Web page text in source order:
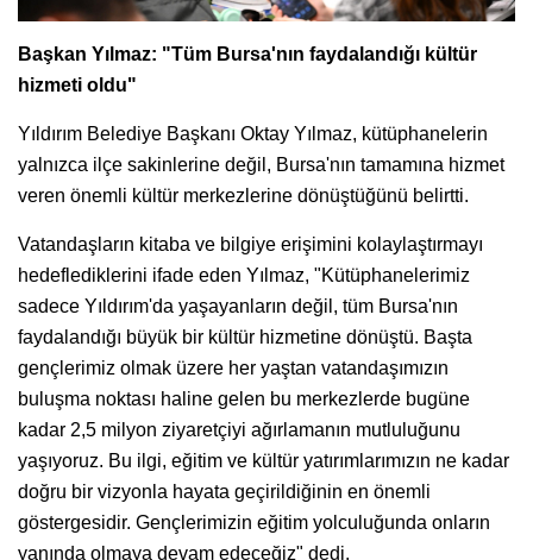
Başkan Yılmaz: "Tüm Bursa'nın faydalandığı kültür
hizmeti oldu"
Yıldırım Belediye Başkanı Oktay Yılmaz, kütüphanelerin
yalnızca ilçe sakinlerine değil, Bursa'nın tamamına hizmet
veren önemli kültür merkezlerine dönüştüğünü belirtti.
Vatandaşların kitaba ve bilgiye erişimini kolaylaştırmayı
hedeflediklerini ifade eden Yılmaz, "Kütüphanelerimiz
sadece Yıldırım'da yaşayanların değil, tüm Bursa'nın
faydalandığı büyük bir kültür hizmetine dönüştü. Başta
gençlerimiz olmak üzere her yaştan vatandaşımızın
buluşma noktası haline gelen bu merkezlerde bugüne
kadar 2,5 milyon ziyaretçiyi ağırlamanın mutluluğunu
yaşıyoruz. Bu ilgi, eğitim ve kültür yatırımlarımızın ne kadar
doğru bir vizyonla hayata geçirildiğinin en önemli
göstergesidir. Gençlerimizin eğitim yolculuğunda onların
yanında olmaya devam edeceğiz" dedi.